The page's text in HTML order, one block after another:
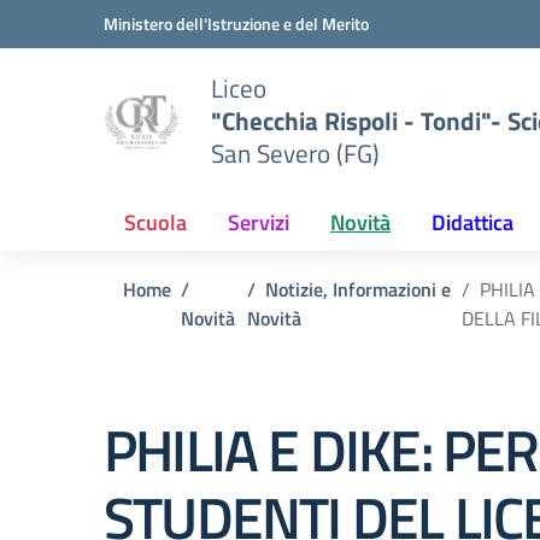
Vai ai contenuti
Vai al menu di navigazioneMinistero dell'Istruzione e del Merito
Liceo
"Checchia Rispoli - Tondi"-
San Severo (FG)
Scuola Servizi Novità Didattica
Home
Novità
Notizie, Informazioni e
Novità
PHILIA
DELLA
PHILIA E DIKE:
STUDENTI DEL